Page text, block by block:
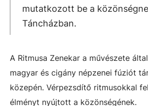
mutatkozott be a
Táncházban.
A Ritmusa Zenekar a művészete
magyar és cigány népzenei fúziót
közepén. Vérpezsdítő ritmusokkal
élményt nyújtott a közönségének.